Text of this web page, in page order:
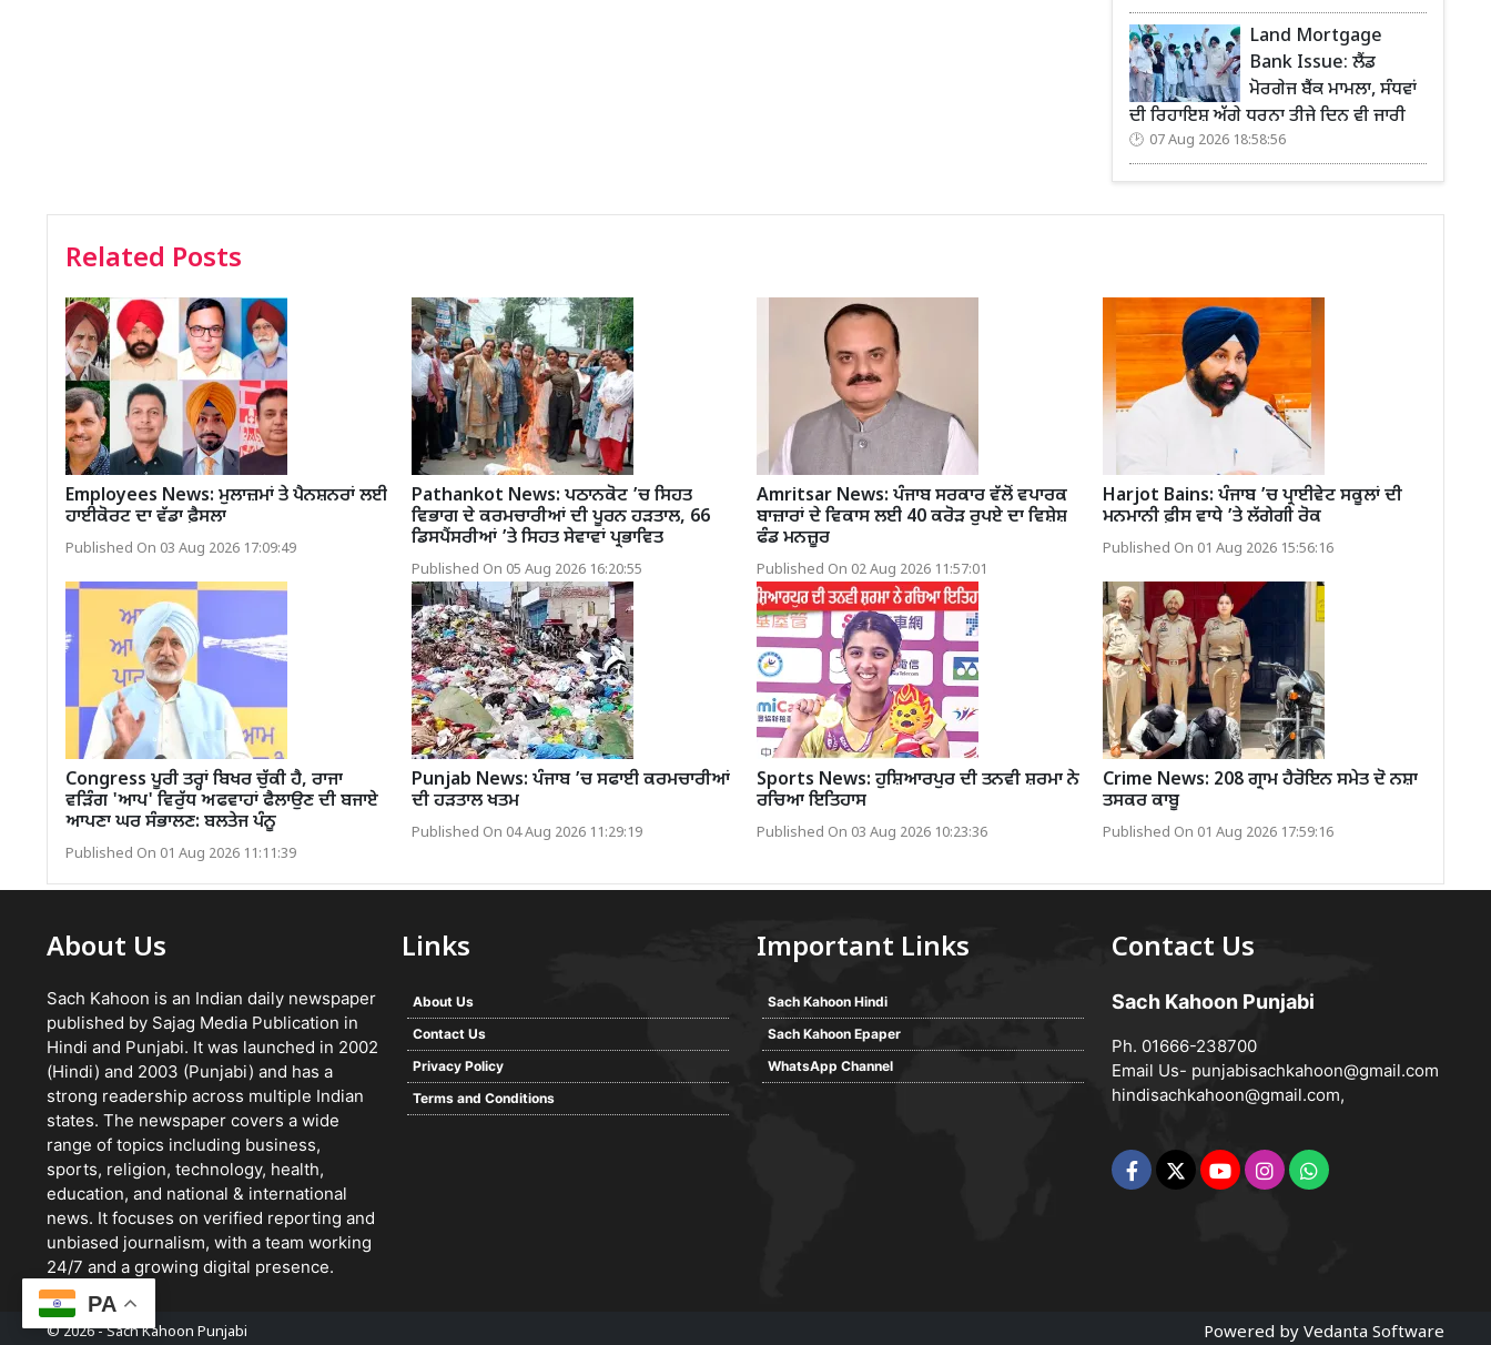
Land Mortgage
Bank Issue: ਲੈਂਡ
ਮੋਰਗੇਜ ਬੈਂਕ ਮਾਮਲਾ, ਸੰਧਵਾਂ
ਦੀ ਰਿਹਾਇਸ਼ ਅੱਗੇ ਧਰਨਾ ਤੀਜੇ ਦਿਨ ਵੀ ਜਾਰੀ
07 Aug 2026 18:58:56
Related Posts
Employees News: ਮੁਲਾਜ਼ਮਾਂ ਤੇ ਪੈਨਸ਼ਨਰਾਂ ਲਈ
ਹਾਈਕੋਰਟ ਦਾ ਵੱਡਾ ਫ਼ੈਸਲਾ
Published On 03 Aug 2026 17:09:49
Pathankot News: ਪਠਾਨਕੋਟ ’ਚ ਸਿਹਤ
ਵਿਭਾਗ ਦੇ ਕਰਮਚਾਰੀਆਂ ਦੀ ਪੂਰਨ ਹੜਤਾਲ, 66
ਡਿਸਪੈਂਸਰੀਆਂ ’ਤੇ ਸਿਹਤ ਸੇਵਾਵਾਂ ਪ੍ਰਭਾਵਿਤ
Published On 05 Aug 2026 16:20:55
Amritsar News: ਪੰਜਾਬ ਸਰਕਾਰ ਵੱਲੋਂ ਵਪਾਰਕ
ਬਾਜ਼ਾਰਾਂ ਦੇ ਵਿਕਾਸ ਲਈ 40 ਕਰੋੜ ਰੁਪਏ ਦਾ ਵਿਸ਼ੇਸ਼
ਫੰਡ ਮਨਜ਼ੂਰ
Published On 02 Aug 2026 11:57:01
Harjot Bains: ਪੰਜਾਬ ’ਚ ਪ੍ਰਾਈਵੇਟ ਸਕੂਲਾਂ ਦੀ
ਮਨਮਾਨੀ ਫ਼ੀਸ ਵਾਧੇ ’ਤੇ ਲੱਗੇਗੀ ਰੋਕ
Published On 01 Aug 2026 15:56:16
Congress ਪੂਰੀ ਤਰ੍ਹਾਂ ਬਿਖਰ ਚੁੱਕੀ ਹੈ, ਰਾਜਾ
ਵੜਿੰਗ 'ਆਪ' ਵਿਰੁੱਧ ਅਫਵਾਹਾਂ ਫੈਲਾਉਣ ਦੀ ਬਜਾਏ
ਆਪਣਾ ਘਰ ਸੰਭਾਲਣ: ਬਲਤੇਜ ਪੰਨੂ
Published On 01 Aug 2026 11:11:39
Punjab News: ਪੰਜਾਬ ’ਚ ਸਫਾਈ ਕਰਮਚਾਰੀਆਂ
ਦੀ ਹੜਤਾਲ ਖਤਮ
Published On 04 Aug 2026 11:29:19
Sports News: ਹੁਸ਼ਿਆਰਪੁਰ ਦੀ ਤਨਵੀ ਸ਼ਰਮਾ ਨੇ
ਰਚਿਆ ਇਤਿਹਾਸ
Published On 03 Aug 2026 10:23:36
Crime News: 208 ਗ੍ਰਾਮ ਹੈਰੋਇਨ ਸਮੇਤ ਦੋ ਨਸ਼ਾ
ਤਸਕਰ ਕਾਬੂ
Published On 01 Aug 2026 17:59:16
About Us
Sach Kahoon is an Indian daily newspaper
published by Sajag Media Publication in
Hindi and Punjabi. It was launched in 2002
(Hindi) and 2003 (Punjabi) and has a
strong readership across multiple Indian
states. The newspaper covers a wide
range of topics including business,
sports, religion, technology, health,
education, and national & international
news. It focuses on verified reporting and
unbiased journalism, with a team working
24/7 and a growing digital presence.
Links
About Us
Contact Us
Privacy Policy
Terms and Conditions
Important Links
Sach Kahoon Hindi
Sach Kahoon Epaper
WhatsApp Channel
Contact Us
Sach Kahoon Punjabi
Ph. 01666-238700
Email Us- punjabisachkahoon@gmail.com
hindisachkahoon@gmail.com,
© 2026 -Sach Kahoon Punjabi Powered by Vedanta Software
PA